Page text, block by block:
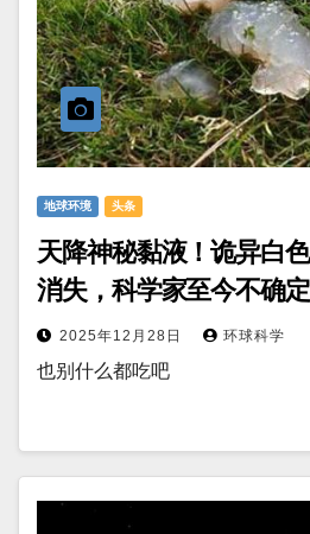
地球环境 头条
天降神秘黏液！诡异白
消失，科学家至今不确
2025年12月28日 环球科学
也别什么都吃吧